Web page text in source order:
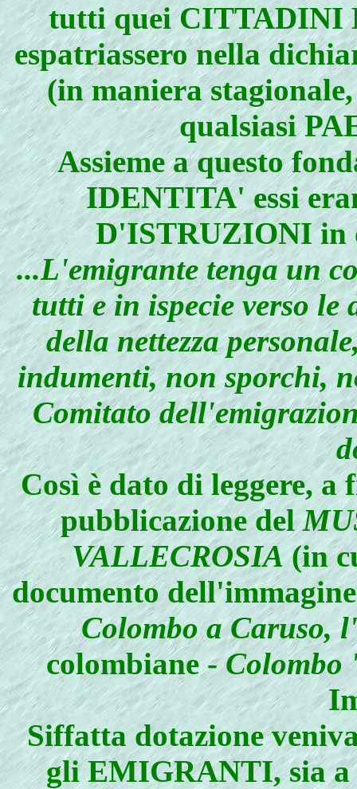
tutti quei CITTADINI
espatriassero nella
(in maniera
qualsiasi
Assieme a questo
IDENTITA' essi
D'ISTRUZIONI in
...L'emigrante tenga un
tutti e in ispecie verso
della nettezza
indumenti, non sporchi,
Comitato
Così è dato di leggere,
pubblicazione del
VALLECROSIA(in
documento
Colombo a Caruso,
colombiane -Colombo
Siffatta dotazione
gli EMIGRANTI, sia a